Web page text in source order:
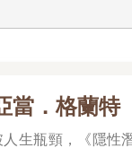
當．格蘭特
人生瓶頸，《隱性